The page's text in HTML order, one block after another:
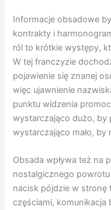
Informacje obsadowe
kontrakty i
ról to krótkie występy,
W tej franczyzie
pojawienie się znanej
więc ujawnienie
punktu widzenia
wystarczająco dużo, by
wystarczająco mało,
Obsada wpływa też na
nostalgicznego powrotu
nacisk pójdzie w
częściami, komunikacja